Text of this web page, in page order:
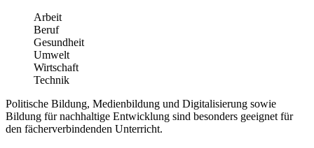
Arbeit
Beruf
Gesundheit
Umwelt
Wirtschaft
Technik
Politische Bildung, Medienbildung und Digitalisierung sowie
Bildung für nachhaltige Entwicklung sind besonders geeignet für
den fächerverbindenden Unterricht.